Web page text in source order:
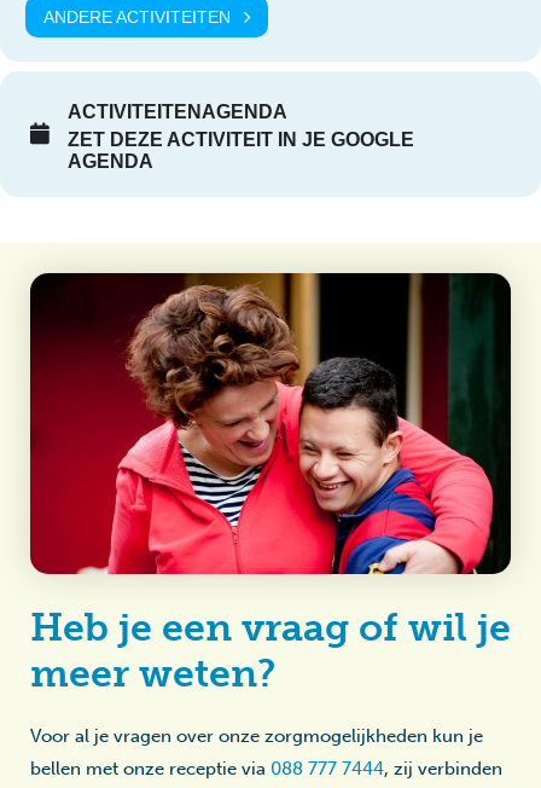
ANDERE ACTIVITEITEN
ACTIVITEITENAGENDA
ZET DEZE ACTIVITEIT IN JE GOOGLE
AGENDA
Heb je een vraag of wil je
meer weten?
Voor al je vragen over onze zorgmogelijkheden kun je
bellen met onze receptie via 088 777 7444, zij verbinden